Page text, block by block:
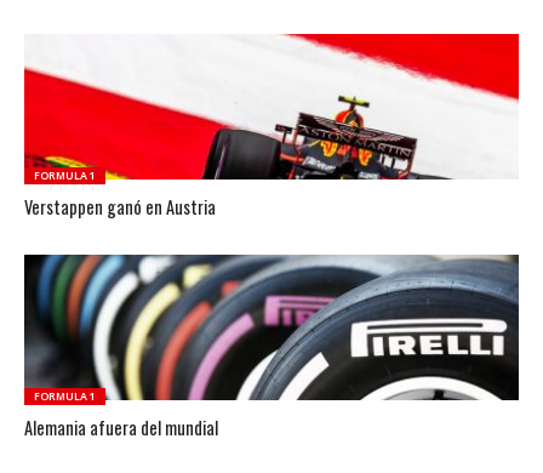
FORMULA 1
Verstappen ganó en Austria
FORMULA 1
Alemania afuera del mundial